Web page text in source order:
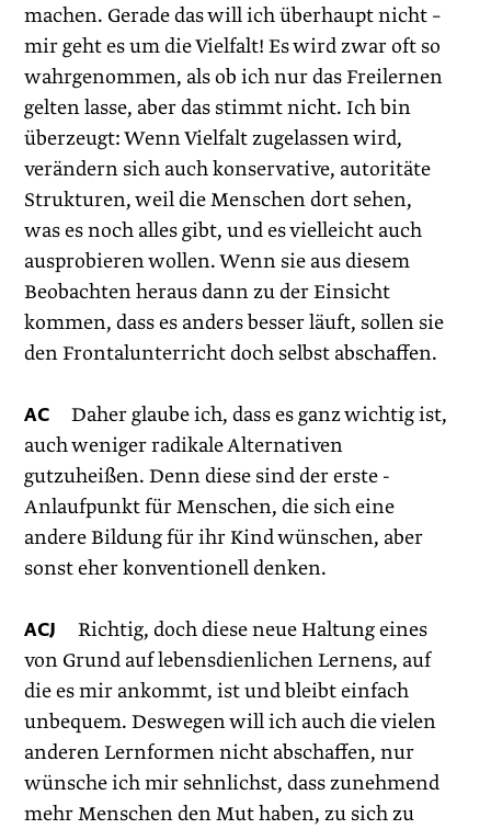
machen. Gerade das will ich überhaupt nicht –
mir geht es um die Vielfalt! Es wird zwar oft so
wahrgenommen, als ob ich nur das Freilernen
gelten lasse, aber das stimmt nicht. Ich bin
überzeugt: Wenn Vielfalt zugelassen wird,
verändern sich auch konservative, autoritäte
Strukturen, weil die Menschen dort sehen,
was es noch alles gibt, und es vielleicht auch
ausprobieren wollen. Wenn sie aus diesem
Beobachten heraus dann zu der Einsicht
kommen, dass es anders besser läuft, sollen sie
den Frontalunterricht doch selbst ­abschaffen.
AC Daher glaube ich, dass es ganz wichtig ist,
auch weniger ­radikale Alternativen
gutzuheißen. Denn diese sind der erste ­
Anlaufpunkt für Menschen, die sich eine
andere Bildung für ihr Kind wünschen, aber
sonst eher konventionell denken.
ACJ Richtig, doch diese neue Haltung eines
von Grund auf ­lebensdienlichen Lernens, auf
die es mir ankommt, ist und bleibt einfach
unbequem. Deswegen will ich auch die vielen
anderen Lernformen nicht abschaffen, nur
wünsche ich mir sehnlichst, dass zunehmend
mehr Menschen den Mut haben, zu sich zu